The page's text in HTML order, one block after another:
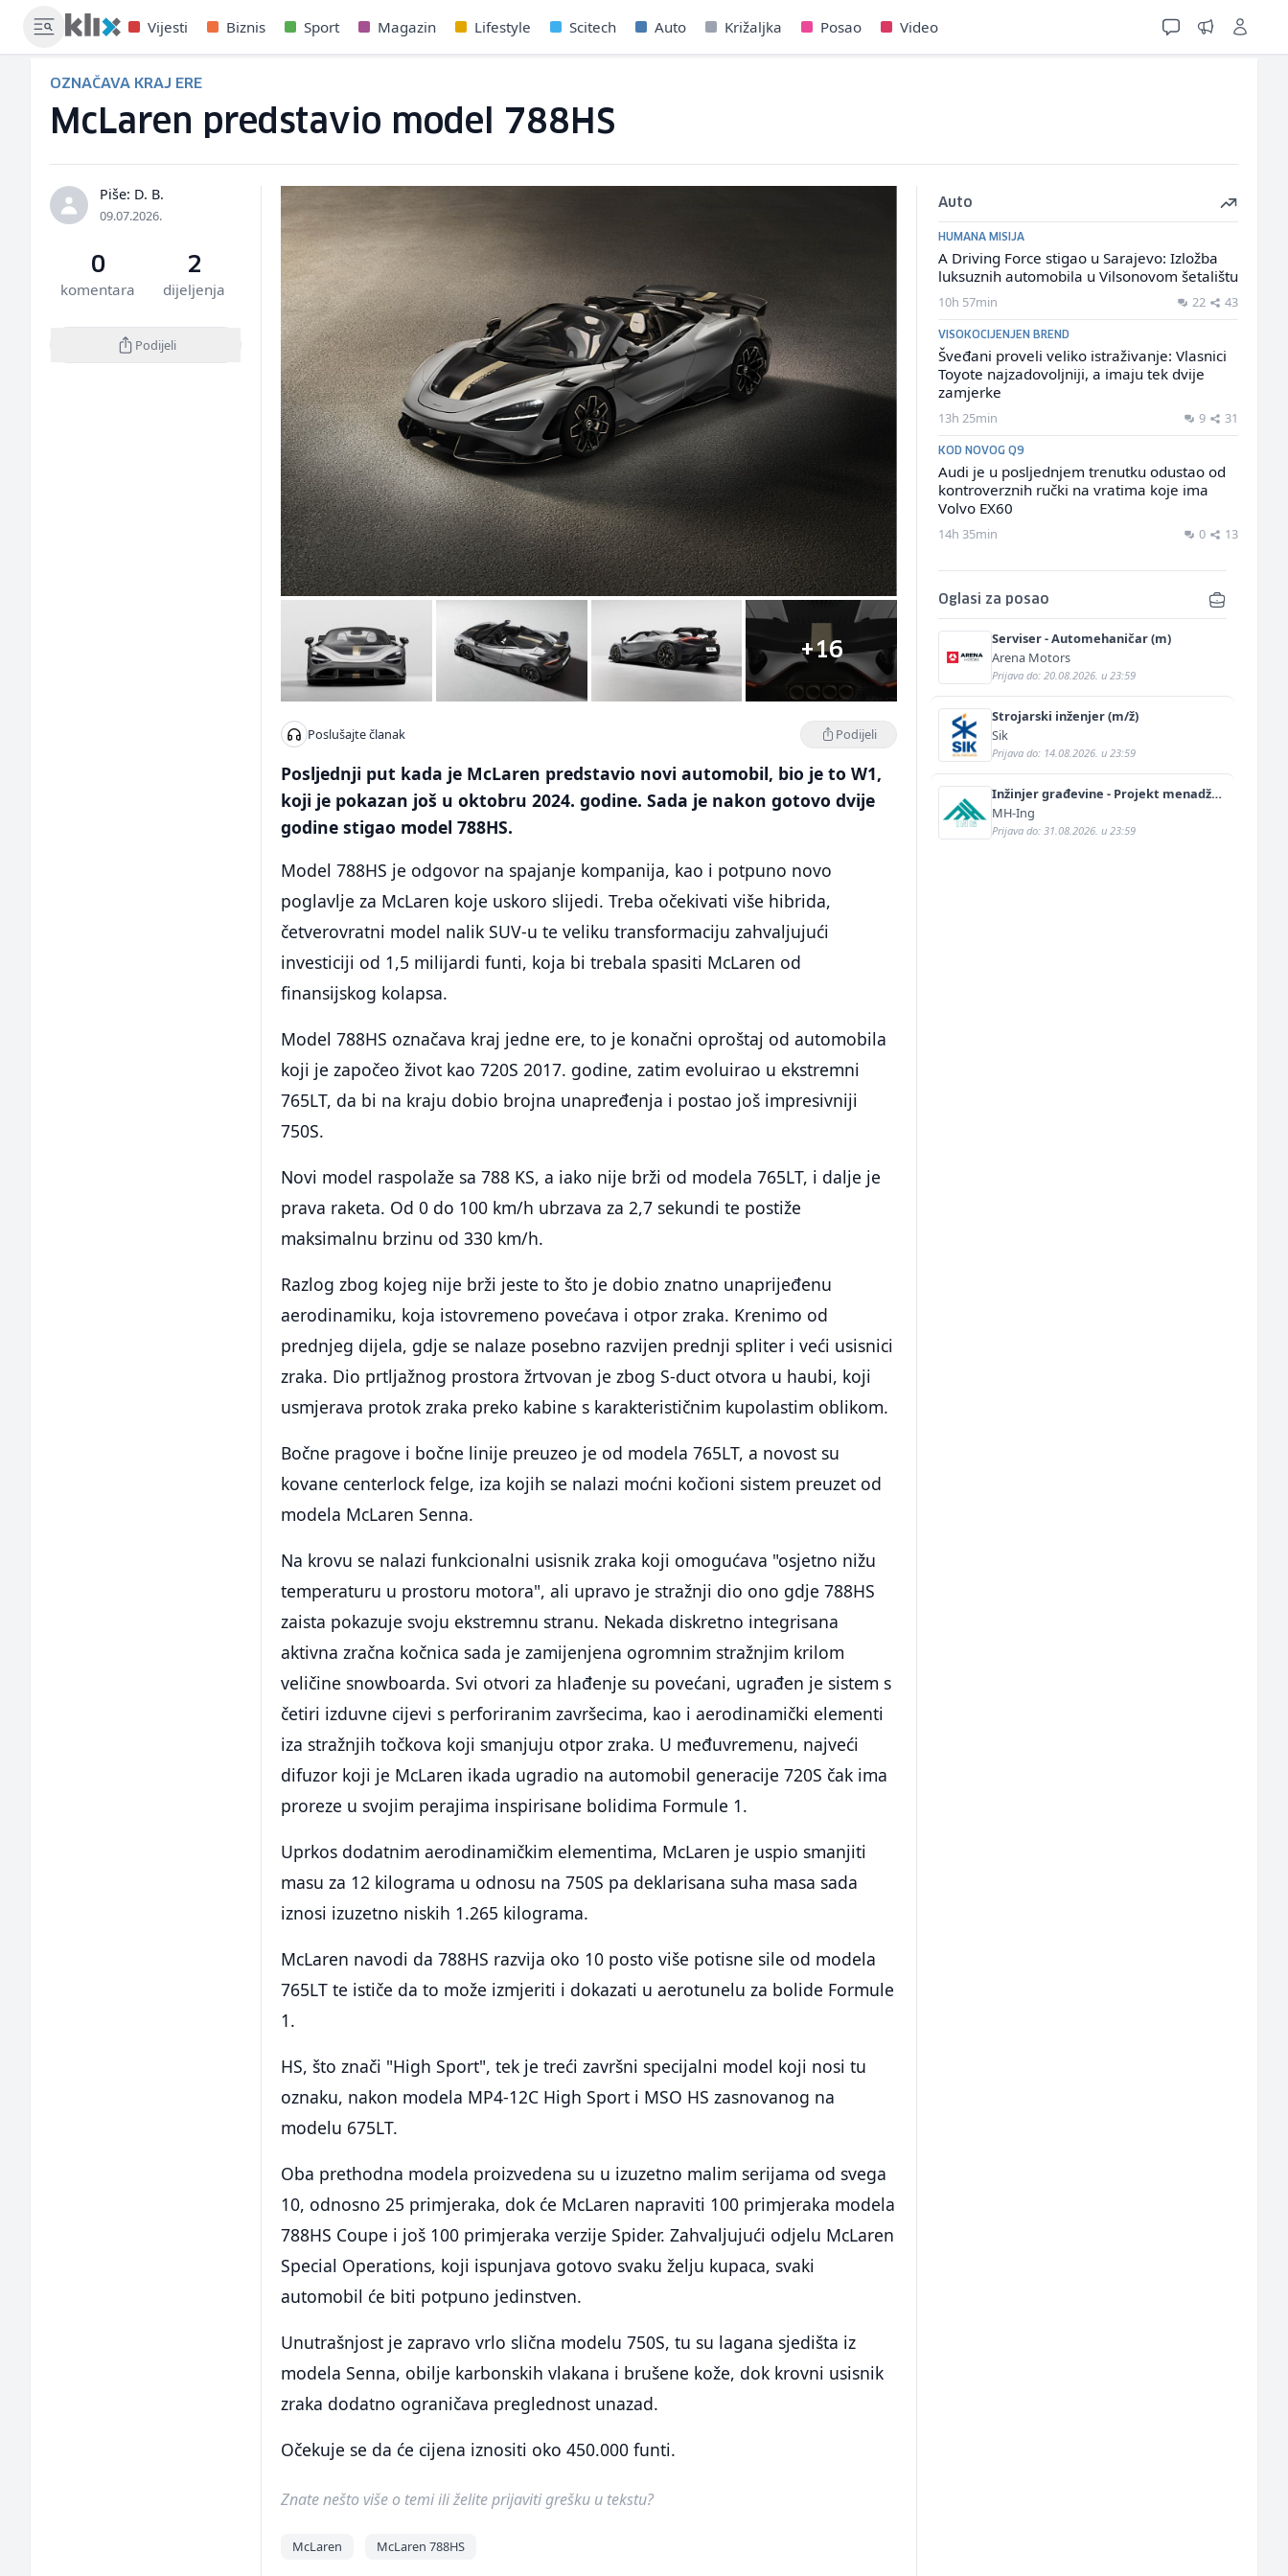
Vijesti Biznis Sport Magazin Lifestyle Scitech Auto Križaljka Posao Video
OZNAČAVA KRAJ ERE
McLaren predstavio model 788HS
Piše: D. B.
09.07.2026.
0
komentara
2
dijeljenja
Podijeli
+16
Poslušajte članak Podijeli
Posljednji put kada je McLaren predstavio novi automobil, bio je to W1,
koji je pokazan još u oktobru 2024. godine. Sada je nakon gotovo dvije
godine stigao model 788HS.
Model 788HS je odgovor na spajanje kompanija, kao i potpuno novo
poglavlje za McLaren koje uskoro slijedi. Treba očekivati više hibrida,
četverovratni model nalik SUV-u te veliku transformaciju zahvaljujući
investiciji od 1,5 milijardi funti, koja bi trebala spasiti McLaren od
finansijskog kolapsa.
Model 788HS označava kraj jedne ere, to je konačni oproštaj od automobila
koji je započeo život kao 720S 2017. godine, zatim evoluirao u ekstremni
765LT, da bi na kraju dobio brojna unapređenja i postao još impresivniji
750S.
Novi model raspolaže sa 788 KS, a iako nije brži od modela 765LT, i dalje je
prava raketa. Od 0 do 100 km/h ubrzava za 2,7 sekundi te postiže
maksimalnu brzinu od 330 km/h.
Razlog zbog kojeg nije brži jeste to što je dobio znatno unaprijeđenu
aerodinamiku, koja istovremeno povećava i otpor zraka. Krenimo od
prednjeg dijela, gdje se nalaze posebno razvijen prednji spliter i veći usisnici
zraka. Dio prtljažnog prostora žrtvovan je zbog S-duct otvora u haubi, koji
usmjerava protok zraka preko kabine s karakterističnim kupolastim oblikom.
Bočne pragove i bočne linije preuzeo je od modela 765LT, a novost su
kovane centerlock felge, iza kojih se nalazi moćni kočioni sistem preuzet od
modela McLaren Senna.
Na krovu se nalazi funkcionalni usisnik zraka koji omogućava "osjetno nižu
temperaturu u prostoru motora", ali upravo je stražnji dio ono gdje 788HS
zaista pokazuje svoju ekstremnu stranu. Nekada diskretno integrisana
aktivna zračna kočnica sada je zamijenjena ogromnim stražnjim krilom
veličine snowboarda. Svi otvori za hlađenje su povećani, ugrađen je sistem s
četiri izduvne cijevi s perforiranim završecima, kao i aerodinamički elementi
iza stražnjih točkova koji smanjuju otpor zraka. U međuvremenu, najveći
difuzor koji je McLaren ikada ugradio na automobil generacije 720S čak ima
proreze u svojim perajima inspirisane bolidima Formule 1.
Uprkos dodatnim aerodinamičkim elementima, McLaren je uspio smanjiti
masu za 12 kilograma u odnosu na 750S pa deklarisana suha masa sada
iznosi izuzetno niskih 1.265 kilograma.
McLaren navodi da 788HS razvija oko 10 posto više potisne sile od modela
765LT te ističe da to može izmjeriti i dokazati u aerotunelu za bolide Formule
1.
HS, što znači "High Sport", tek je treći završni specijalni model koji nosi tu
oznaku, nakon modela MP4-12C High Sport i MSO HS zasnovanog na
modelu 675LT.
Oba prethodna modela proizvedena su u izuzetno malim serijama od svega
10, odnosno 25 primjeraka, dok će McLaren napraviti 100 primjeraka modela
788HS Coupe i još 100 primjeraka verzije Spider. Zahvaljujući odjelu McLaren
Special Operations, koji ispunjava gotovo svaku želju kupaca, svaki
automobil će biti potpuno jedinstven.
Unutrašnjost je zapravo vrlo slična modelu 750S, tu su lagana sjedišta iz
modela Senna, obilje karbonskih vlakana i brušene kože, dok krovni usisnik
zraka dodatno ograničava preglednost unazad.
Očekuje se da će cijena iznositi oko 450.000 funti.
Znate nešto više o temi ili želite prijaviti grešku u tekstu?
McLaren McLaren 788HS
Auto
HUMANA MISIJA
A Driving Force stigao u Sarajevo: Izložba
luksuznih automobila u Vilsonovom šetalištu
10h 57min 22 43
VISOKOCIJENJEN BREND
Šveđani proveli veliko istraživanje: Vlasnici
Toyote najzadovoljniji, a imaju tek dvije
zamjerke
13h 25min 9 31
KOD NOVOG Q9
Audi je u posljednjem trenutku odustao od
kontroverznih ručki na vratima koje ima
Volvo EX60
14h 35min 0 13
Oglasi za posao
Serviser - Automehaničar (m)
Arena Motors
Prijava do: 20.08.2026. u 23:59
Strojarski inženjer (m/ž)
Sik
Prijava do: 14.08.2026. u 23:59
Inžinjer građevine - Projekt menadžer
(m/ž)
MH-Ing
Prijava do: 31.08.2026. u 23:59